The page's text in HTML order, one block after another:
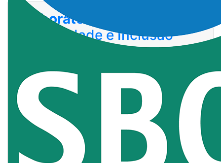
Laboratorio de Ideias 1
Diversidade e Inclusão
Laboratório de Ideias 2 :
Tecnologias na Educação
em Computação
Segunda-feira, 31 de março, de 15:20 às
16:30, no Google Meet (online)